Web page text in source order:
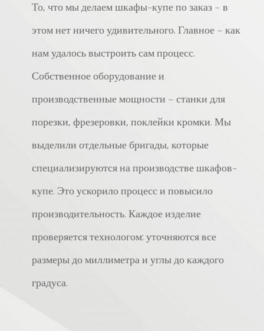
То, что мы делаем шкафы-купе по заказ – в
этом нет ничего удивительного. Главное – как
нам удалось выстроить сам процесс.
Собственное оборудование и
производственные мощности – станки для
порезки, фрезеровки, поклейки кромки. Мы
выделили отдельные бригады, которые
специализируются на производстве шкафов-
купе. Это ускорило процесс и повысило
производительность. Каждое изделие
проверяется технологом: уточняются все
размеры до миллиметра и углы до каждого
градуса.